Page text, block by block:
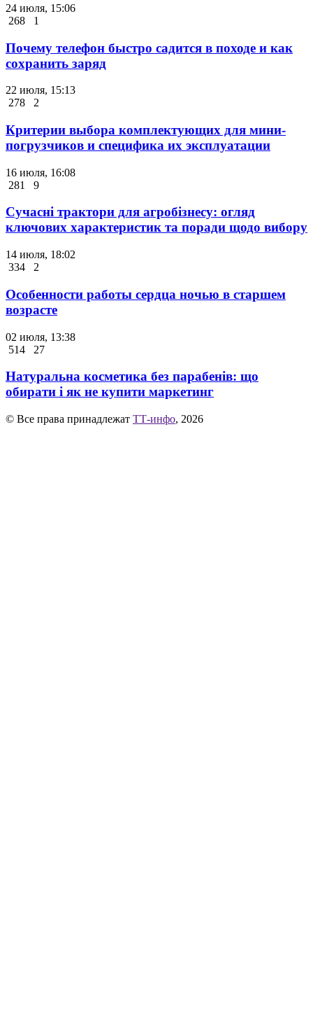
24 июля, 15:06
268
1
Почему телефон быстро садится в походе и как
сохранить заряд
22 июля, 15:13
278
2
Критерии выбора комплектующих для мини-
погрузчиков и специфика их эксплуатации
16 июля, 16:08
281
9
Сучасні трактори для агробізнесу: огляд
ключових характеристик та поради щодо вибору
14 июля, 18:02
334
2
Особенности работы сердца ночью в старшем
возрасте
02 июля, 13:38
514
27
Натуральна косметика без парабенів: що
обирати і як не купити маркетинг
© Все права принадлежат ТТ-инфо, 2026